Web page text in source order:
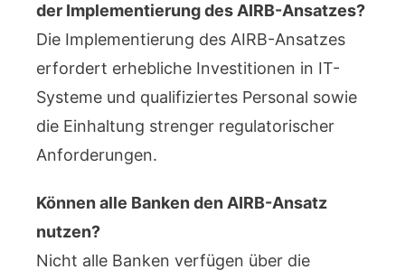
der Implementierung des AIRB-Ansatzes?
Die Implementierung des AIRB-Ansatzes
erfordert erhebliche Investitionen in IT-
Systeme und qualifiziertes Personal sowie
die Einhaltung strenger regulatorischer
Anforderungen.
Können alle Banken den AIRB-Ansatz
nutzen?
Nicht alle Banken verfügen über die